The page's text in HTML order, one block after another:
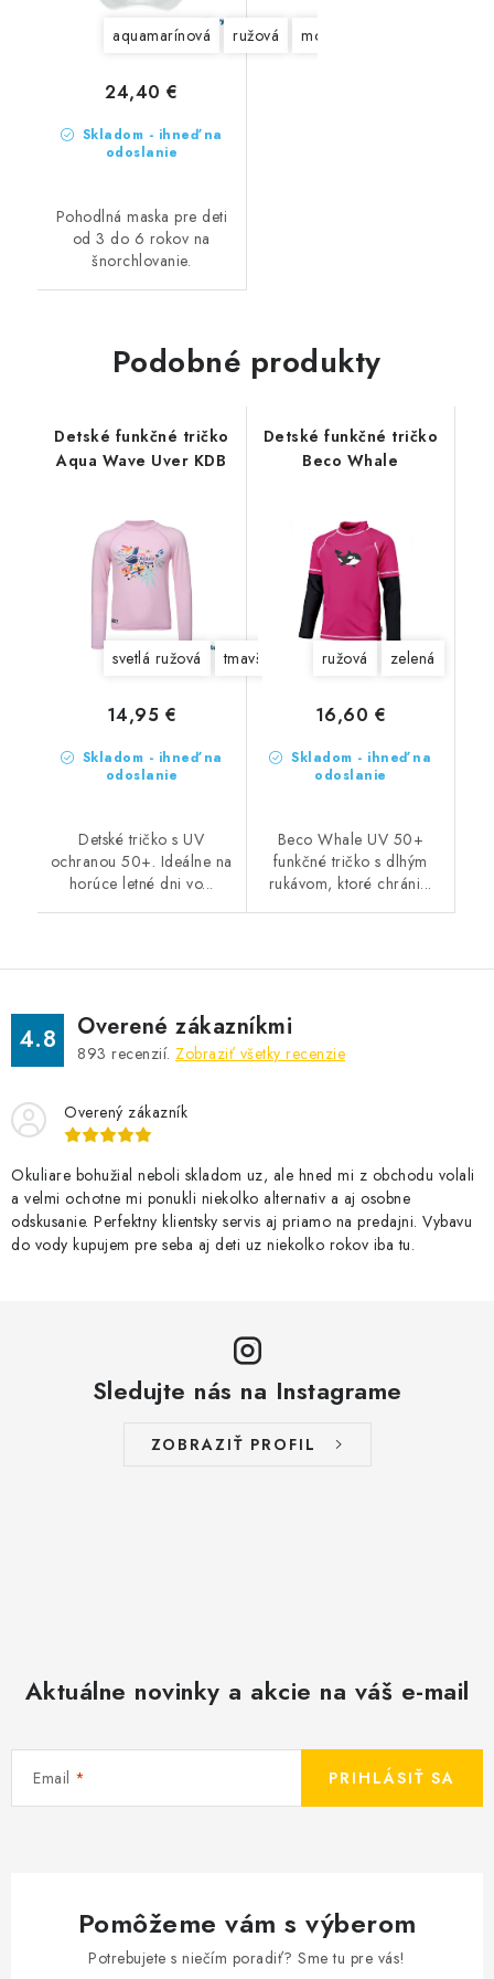
aquamarínová ružová modrá
Skladom - ihneď na
odoslanie
24,40 €
Pohodlná maska pre deti
od 3 do 6 rokov na
šnorchlovanie.
Podobné produkty
Detské funkčné tričko
Aqua Wave Uver KDB
svetlá ružová tmavšia ružová
Skladom - ihneď na
odoslanie
14,95 €
Detské tričko s UV
ochranou 50+. Ideálne na
horúce letné dni vo...
Detské funkčné tričko
Beco Whale
ružová zelená
Skladom - ihneď na
odoslanie
16,60 €
Beco Whale UV 50+
funkčné tričko s dlhým
rukávom, ktoré chráni...
4.8 Overené zákazníkmi
893 recenzií. Zobraziť všetky recenzie
Overený zákazník
Okuliare bohužial neboli skladom uz, ale hned mi z obchodu volali
a velmi ochotne mi ponukli niekolko alternativ a aj osobne
odskusanie. Perfektny klientsky servis aj priamo na predajni. Vybavu
do vody kupujem pre seba aj deti uz niekolko rokov iba tu.
Sledujte nás na Instagrame
ZOBRAZIŤ PROFIL
Aktuálne novinky a akcie na váš e-mail
Email PRIHLÁSIŤ SA
Pomôžeme vám s výberom
Potrebujete s niečím poradiť? Sme tu pre vás!